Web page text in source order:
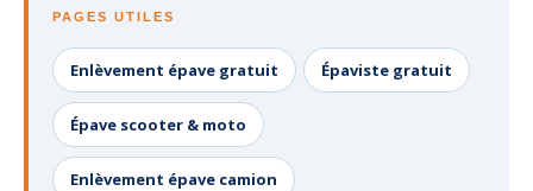
PAGES UTILES
Enlèvement épave gratuit Épaviste gratuit
Épave scooter & moto
Enlèvement épave camion